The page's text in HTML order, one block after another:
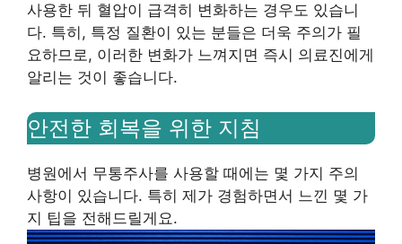
사용한 뒤 혈압이 급격히 변화하는 경우도 있습니
다. 특히, 특정 질환이 있는 분들은 더욱 주의가 필
요하므로, 이러한 변화가 느껴지면 즉시 의료진에게
알리는 것이 좋습니다.
안전한 회복을 위한 지침
병원에서 무통주사를 사용할 때에는 몇 가지 주의
사항이 있습니다. 특히 제가 경험하면서 느낀 몇 가
지 팁을 전해드릴게요.